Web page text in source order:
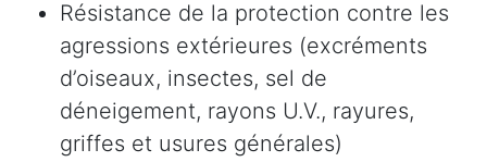
Résistance de la protection contre les
agressions extérieures (excréments
d’oiseaux, insectes, sel de
déneigement, rayons U.V., rayures,
griffes et usures générales)